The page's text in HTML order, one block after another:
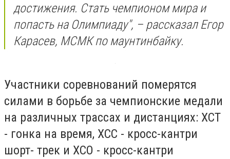
достижения. Стать чемпионом мира и
попасть на Олимпиаду", – рассказал Егор
Карасев, МСМК по маунтинбайку.
Участники соревнований померятся
силами в борьбе за чемпионские медали
на различных трассах и дистанциях: ХСТ
- гонка на время, ХСС - кросс-кантри
шорт- трек и ХСО - кросс-кантри